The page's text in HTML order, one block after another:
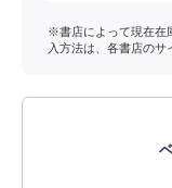
※書店によって現在在
入方法は、各書店のサ